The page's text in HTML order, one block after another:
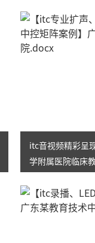
itc音视频精彩呈
学附属医院临床